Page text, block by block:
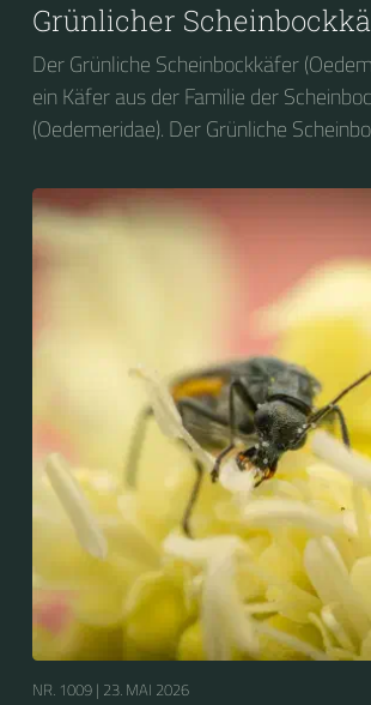
Grünlicher
Der Grünliche Scheinbockkäfer
ein Käfer aus der Familie der
(Oedemeridae). Der Grünliche
Scheinbockkäfer (Oedemera nobilis).
NR. 1009 | 23. MAI 2026